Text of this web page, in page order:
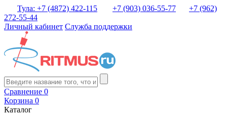
Тула: +7 (4872) 422-115 +7 (903) 036-55-77
+7 (962)
272-55-44
Личный кабинет Служба поддержки
Сравнение 0
Корзина 0
Каталог